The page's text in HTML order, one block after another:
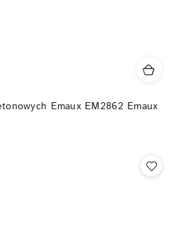
Emaux EM2862 Emaux